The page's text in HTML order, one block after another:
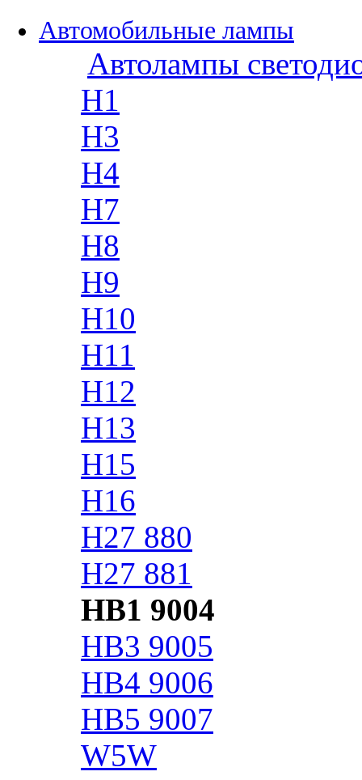
Автомобильные лампы
Автолампы
H1
H3
H4
H7
H8
H9
H10
H11
H12
H13
H15
H16
H27 880
H27 881
HB1 9004
HB3 9005
HB4 9006
HB5 9007
W5W